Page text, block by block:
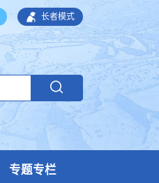
长者模式
专题专栏